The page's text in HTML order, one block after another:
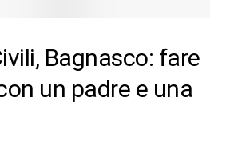
Bagnasco: fare
un padre e una